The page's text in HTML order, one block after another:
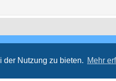
der Nutzung zu bieten. Mehr